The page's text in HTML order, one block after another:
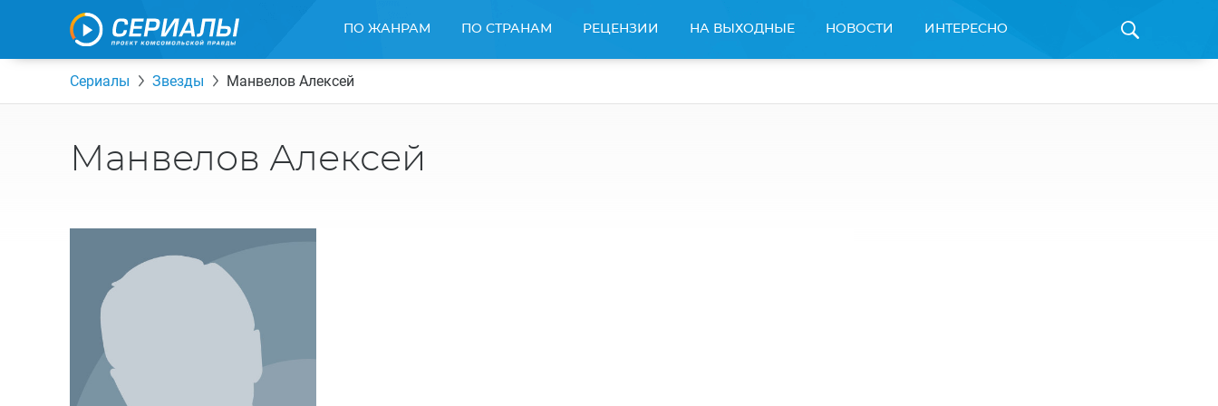
ПО ЖАНРАМ ПО СТРАНАМ РЕЦЕНЗИИ НА ВЫХОДНЫЕ НОВОСТИ ИНТЕРЕСНО
Сериалы Звезды Манвелов Алексей
Манвелов Алексей